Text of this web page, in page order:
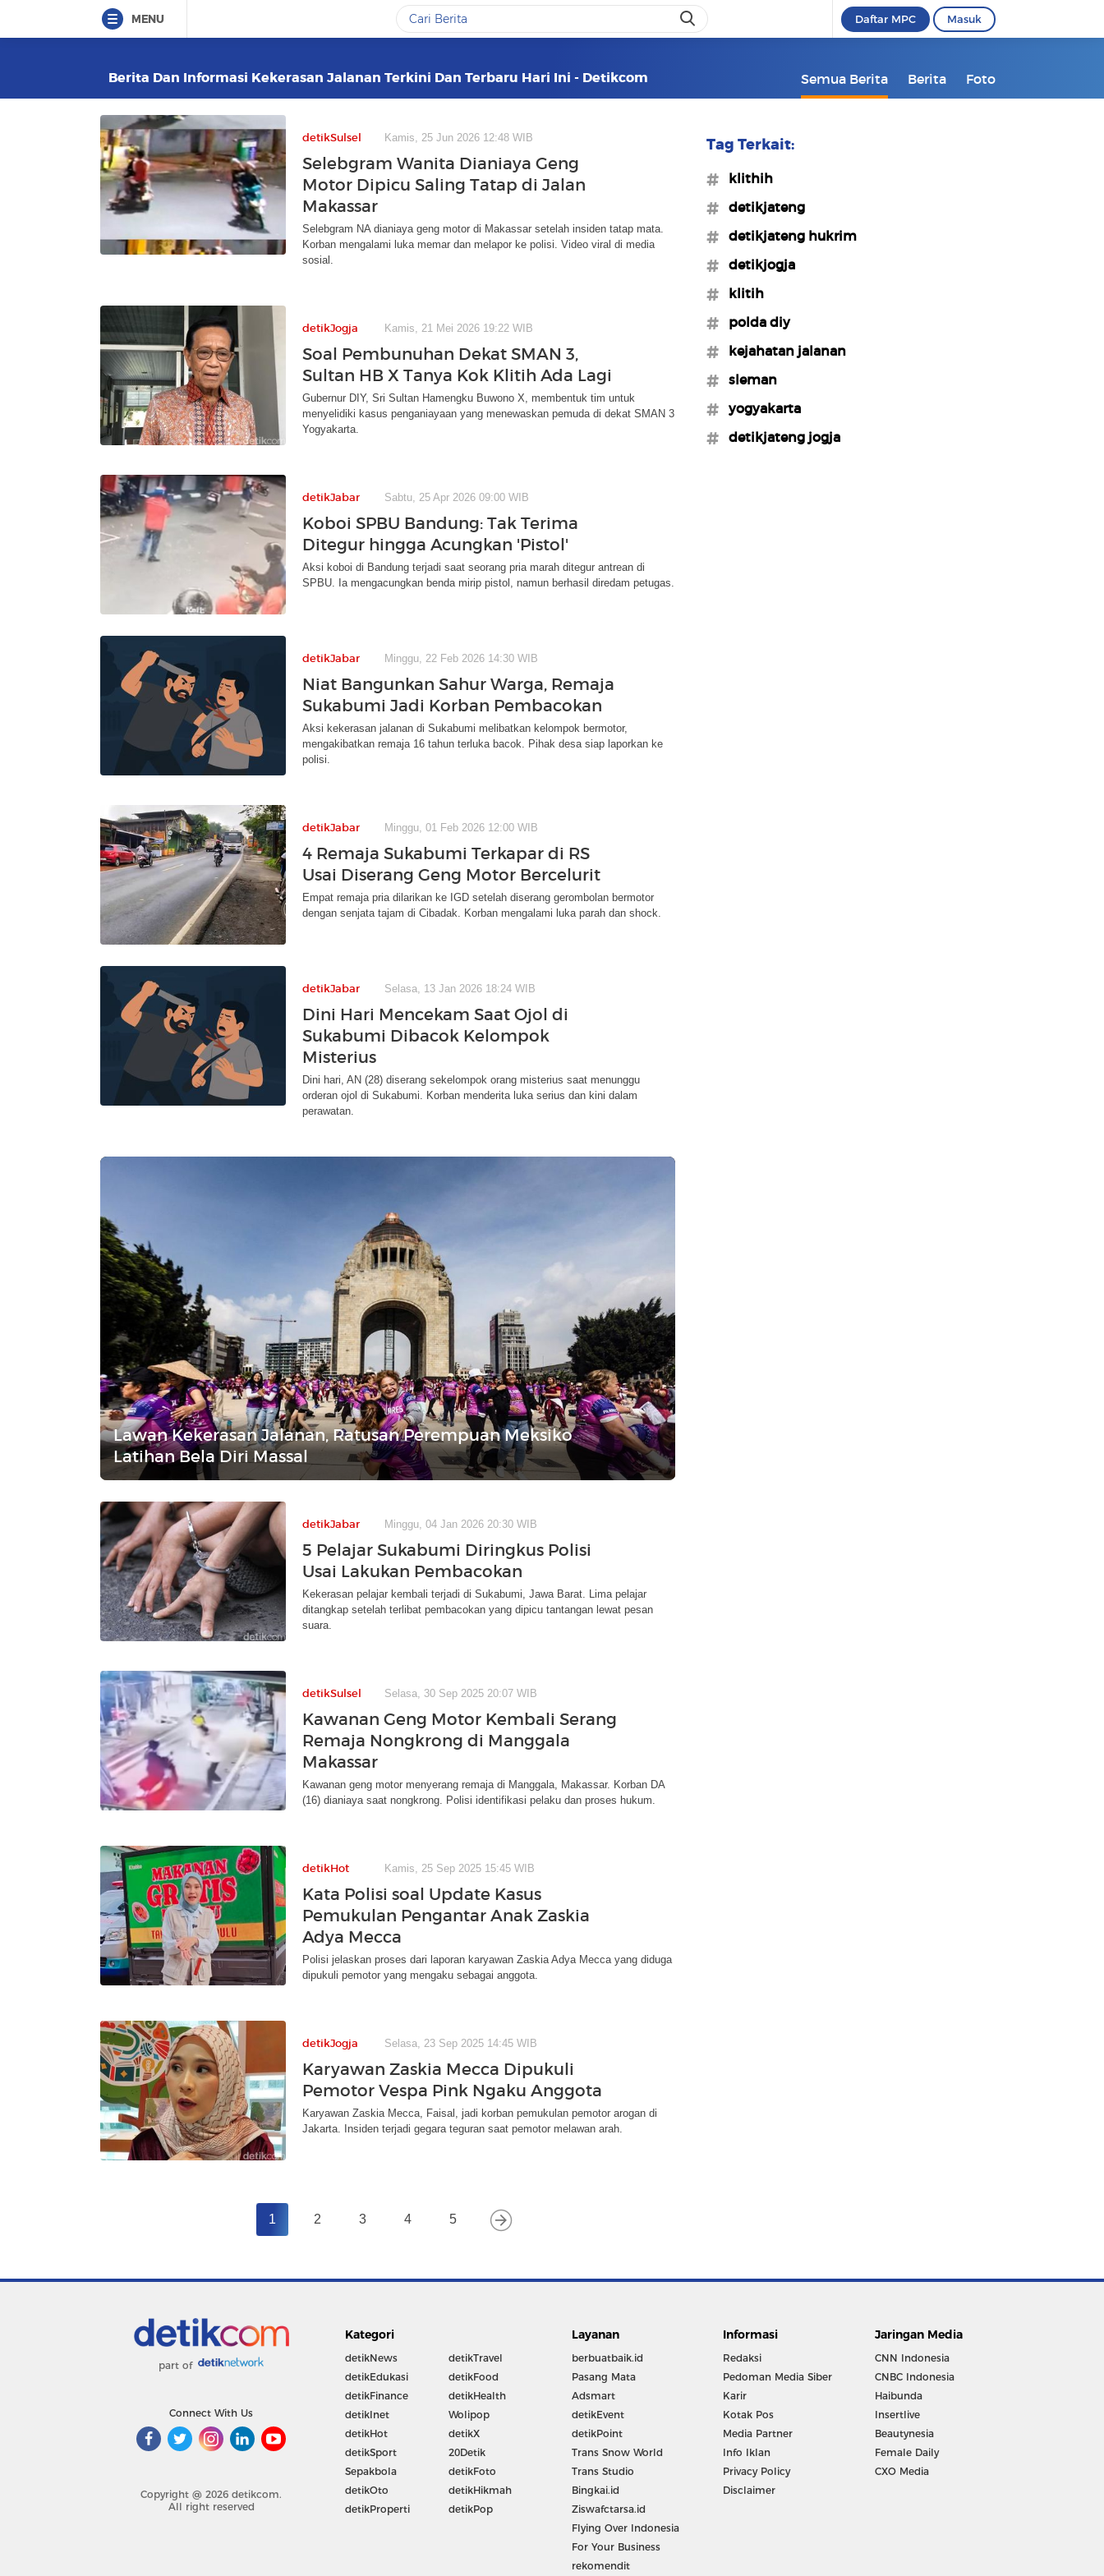
MENU Daftar MPC Masuk
Berita Dan Informasi Kekerasan Jalanan Terkini Dan Terbaru Hari Ini - Detikcom Semua Berita Berita Foto
detikSulsel Kamis, 25 Jun 2026 12:48 WIB
Selebgram Wanita Dianiaya Geng
Motor Dipicu Saling Tatap di Jalan
Makassar
Selebgram NA dianiaya geng motor di Makassar setelah insiden tatap mata.
Korban mengalami luka memar dan melapor ke polisi. Video viral di media
sosial.
detikJogja Kamis, 21 Mei 2026 19:22 WIB
Soal Pembunuhan Dekat SMAN 3,
Sultan HB X Tanya Kok Klitih Ada Lagi
Gubernur DIY, Sri Sultan Hamengku Buwono X, membentuk tim untuk
menyelidiki kasus penganiayaan yang menewaskan pemuda di dekat SMAN 3
Yogyakarta.
detikJabar Sabtu, 25 Apr 2026 09:00 WIB
Koboi SPBU Bandung: Tak Terima
Ditegur hingga Acungkan 'Pistol'
Aksi koboi di Bandung terjadi saat seorang pria marah ditegur antrean di
SPBU. Ia mengacungkan benda mirip pistol, namun berhasil diredam petugas.
detikJabar Minggu, 22 Feb 2026 14:30 WIB
Niat Bangunkan Sahur Warga, Remaja
Sukabumi Jadi Korban Pembacokan
Aksi kekerasan jalanan di Sukabumi melibatkan kelompok bermotor,
mengakibatkan remaja 16 tahun terluka bacok. Pihak desa siap laporkan ke
polisi.
detikJabar Minggu, 01 Feb 2026 12:00 WIB
4 Remaja Sukabumi Terkapar di RS
Usai Diserang Geng Motor Bercelurit
Empat remaja pria dilarikan ke IGD setelah diserang gerombolan bermotor
dengan senjata tajam di Cibadak. Korban mengalami luka parah dan shock.
detikJabar Selasa, 13 Jan 2026 18:24 WIB
Dini Hari Mencekam Saat Ojol di
Sukabumi Dibacok Kelompok
Misterius
Dini hari, AN (28) diserang sekelompok orang misterius saat menunggu
orderan ojol di Sukabumi. Korban menderita luka serius dan kini dalam
perawatan.
Lawan Kekerasan Jalanan, Ratusan Perempuan Meksiko
Latihan Bela Diri Massal
detikJabar Minggu, 04 Jan 2026 20:30 WIB
5 Pelajar Sukabumi Diringkus Polisi
Usai Lakukan Pembacokan
Kekerasan pelajar kembali terjadi di Sukabumi, Jawa Barat. Lima pelajar
ditangkap setelah terlibat pembacokan yang dipicu tantangan lewat pesan
suara.
detikSulsel Selasa, 30 Sep 2025 20:07 WIB
Kawanan Geng Motor Kembali Serang
Remaja Nongkrong di Manggala
Makassar
Kawanan geng motor menyerang remaja di Manggala, Makassar. Korban DA
(16) dianiaya saat nongkrong. Polisi identifikasi pelaku dan proses hukum.
detikHot Kamis, 25 Sep 2025 15:45 WIB
Kata Polisi soal Update Kasus
Pemukulan Pengantar Anak Zaskia
Adya Mecca
Polisi jelaskan proses dari laporan karyawan Zaskia Adya Mecca yang diduga
dipukuli pemotor yang mengaku sebagai anggota.
detikJogja Selasa, 23 Sep 2025 14:45 WIB
Karyawan Zaskia Mecca Dipukuli
Pemotor Vespa Pink Ngaku Anggota
Karyawan Zaskia Mecca, Faisal, jadi korban pemukulan pemotor arogan di
Jakarta. Insiden terjadi gegara teguran saat pemotor melawan arah.
1 2 3 4 5
Tag Terkait:
#klithih
#detikjateng
#detikjateng hukrim
#detikjogja
#klitih
#polda diy
#kejahatan jalanan
#sleman
#yogyakarta
#detikjateng jogja
part of
Connect With Us
Copyright @ 2026 detikcom.
All right reserved
Kategori
detikNews
detikEdukasi
detikFinance
detikInet
detikHot
detikSport
Sepakbola
detikOto
detikProperti
detikTravel
detikFood
detikHealth
Wolipop
detikX
20Detik
detikFoto
detikHikmah
detikPop
Layanan
berbuatbaik.id
Pasang Mata
Adsmart
detikEvent
detikPoint
Trans Snow World
Trans Studio
Bingkai.id
Ziswafctarsa.id
Flying Over Indonesia
For Your Business
rekomendit
Informasi
Redaksi
Pedoman Media Siber
Karir
Kotak Pos
Media Partner
Info Iklan
Privacy Policy
Disclaimer
Jaringan Media
CNN Indonesia
CNBC Indonesia
Haibunda
Insertlive
Beautynesia
Female Daily
CXO Media